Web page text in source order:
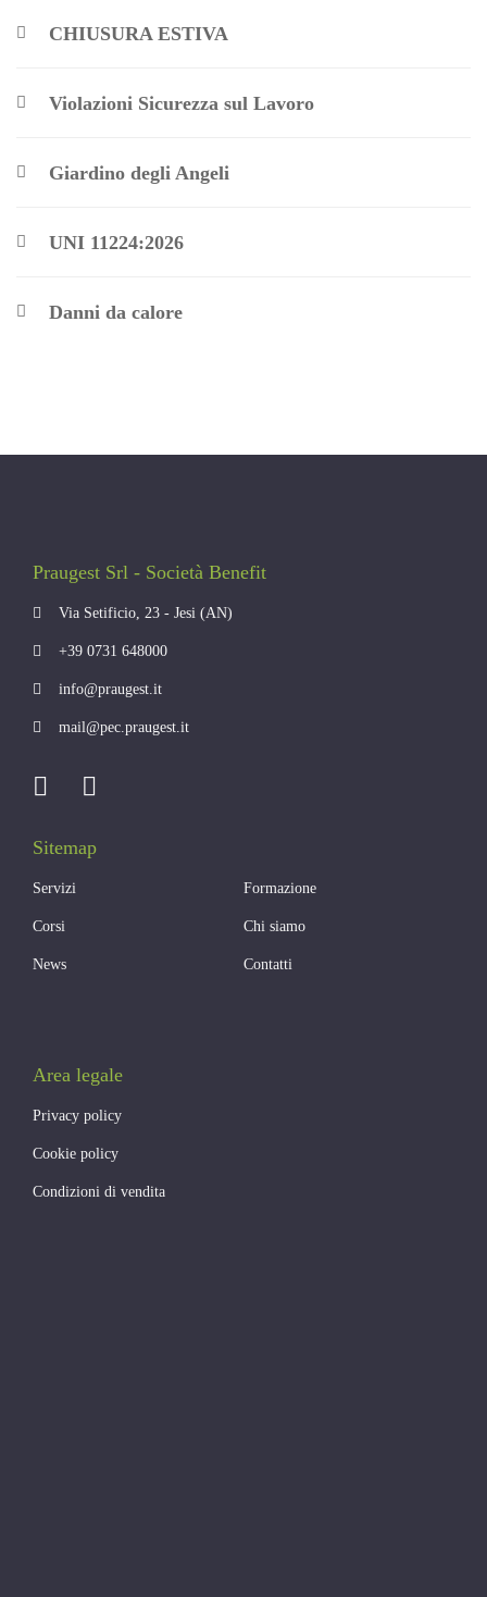
CHIUSURA ESTIVA
Violazioni Sicurezza sul Lavoro
Giardino degli Angeli
UNI 11224:2026
Danni da calore
Praugest Srl - Società Benefit
Via Setificio, 23 - Jesi (AN)
+39 0731 648000
info@praugest.it
mail@pec.praugest.it
Sitemap
Servizi Formazione
Corsi Chi siamo
News Contatti
Area legale
Privacy policy
Cookie policy
Condizioni di vendita